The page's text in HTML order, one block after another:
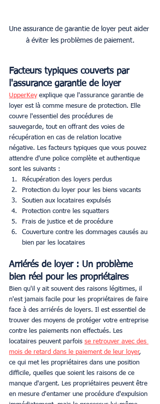
Une assurance de garantie de loyer peut aider
à éviter les problèmes de paiement.
Facteurs typiques couverts par
l'assurance garantie de loyer
UpperKey explique que l'assurance garantie de
loyer est là comme mesure de protection. Elle
couvre l'essentiel des procédures de
sauvegarde, tout en offrant des voies de
récupération en cas de relation locative
négative. Les facteurs typiques que vous pouvez
attendre d'une police complète et authentique
sont les suivants :
Récupération des loyers perdus
Protection du loyer pour les biens vacants
Soutien aux locataires expulsés
Protection contre les squatters
Frais de justice et de procédure
Couverture contre les dommages causés au
bien par les locataires
Arriérés de loyer : Un problème
bien réel pour les propriétaires
Bien qu'il y ait souvent des raisons légitimes, il
n'est jamais facile pour les propriétaires de faire
face à des arriérés de loyers. Il est essentiel de
trouver des moyens de protéger votre entreprise
contre les paiements non effectués. Les
locataires peuvent parfois se retrouver avec des
mois de retard dans le paiement de leur loyer,
ce qui met les propriétaires dans une position
difficile, quelles que soient les raisons de ce
manque d'argent. Les propriétaires peuvent être
en mesure d'entamer une procédure d'expulsion